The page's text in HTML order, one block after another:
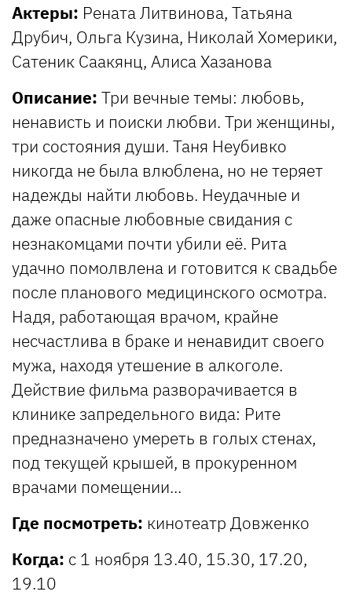
Актеры: Рената Литвинова, Татьяна
Друбич, Ольга Кузина, Николай Хомерики,
Сатеник Саакянц, Алиса Хазанова
Описание: Три вечные темы: любовь,
ненависть и поиски любви. Три женщины,
три состояния души. Таня Неубивко
никогда не была влюблена, но не теряет
надежды найти любовь. Неудачные и
даже опасные любовные свидания с
незнакомцами почти убили её. Рита
удачно помолвлена и готовится к свадьбе
после планового медицинского осмотра.
Надя, работающая врачом, крайне
несчастлива в браке и ненавидит своего
мужа, находя утешение в алкоголе.
Действие фильма разворачивается в
клинике запредельного вида: Рите
предназначено умереть в голых стенах,
под текущей крышей, в прокуренном
врачами помещении...
Где посмотреть: кинотеатр Довженко
Когда: с 1 ноября 13.40, 15.30, 17.20,
19.10